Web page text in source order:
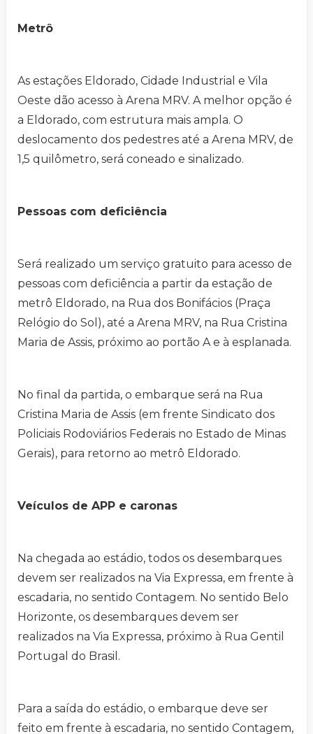
Metrô
As estações Eldorado, Cidade Industrial e Vila
Oeste dão acesso à Arena MRV. A melhor opção é
a Eldorado, com estrutura mais ampla. O
deslocamento dos pedestres até a Arena MRV, de
1,5 quilômetro, será coneado e sinalizado.
Pessoas com deficiência
Será realizado um serviço gratuito para acesso de
pessoas com deficiência a partir da estação de
metrô Eldorado, na Rua dos Bonifácios (Praça
Relógio do Sol), até a Arena MRV, na Rua Cristina
Maria de Assis, próximo ao portão A e à esplanada.
No final da partida, o embarque será na Rua
Cristina Maria de Assis (em frente Sindicato dos
Policiais Rodoviários Federais no Estado de Minas
Gerais), para retorno ao metrô Eldorado.
Veículos de APP e caronas
Na chegada ao estádio, todos os desembarques
devem ser realizados na Via Expressa, em frente à
escadaria, no sentido Contagem. No sentido Belo
Horizonte, os desembarques devem ser
realizados na Via Expressa, próximo à Rua Gentil
Portugal do Brasil.
Para a saída do estádio, o embarque deve ser
feito em frente à escadaria, no sentido Contagem,